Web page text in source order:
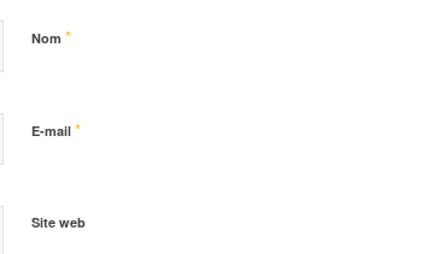
Nom *
E-mail *
Site web